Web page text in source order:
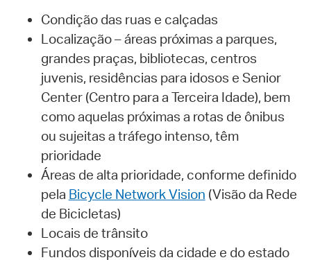
Condição das ruas e calçadas
Localização – áreas próximas a parques,
grandes praças, bibliotecas, centros
juvenis, residências para idosos e Senior
Center (Centro para a Terceira Idade), bem
como aquelas próximas a rotas de ônibus
ou sujeitas a tráfego intenso, têm
prioridade
Áreas de alta prioridade, conforme definido
pela Bicycle Network Vision (Visão da Rede
de Bicicletas)
Locais de trânsito
Fundos disponíveis da cidade e do estado